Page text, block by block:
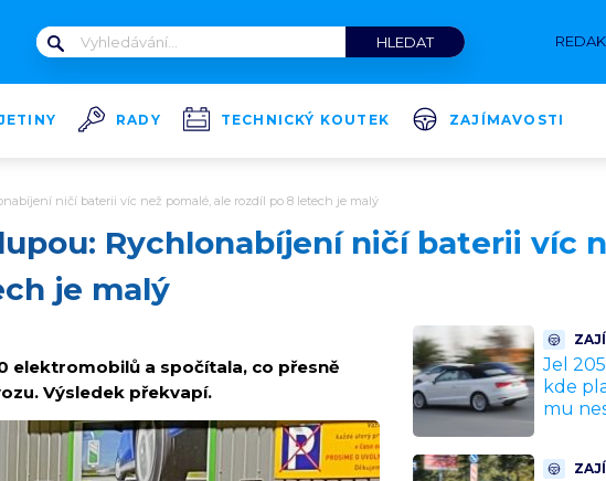
RADY TECHNICKÝ KOUTEK ZAJÍMAVOSTI
ničí baterii víc než pomalé, ale rozdíl po 8 letech je malý
Rychlonabíjení ničí baterii víc
je malý
elektromobilů a spočítala, co přesně
Výsledek překvapí.
Jel
kde
mu